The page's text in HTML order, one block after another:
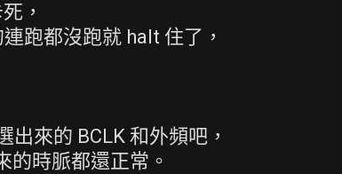
，
跑都沒跑就 halt 住了，
出來的 BCLK 和外頻吧，
的時脈都還正常。